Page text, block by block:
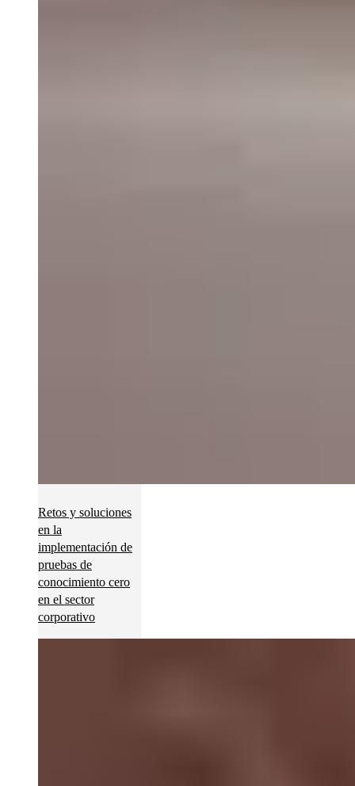
Retos y soluciones
en la
implementación de
pruebas de
conocimiento cero
en el sector
corporativo